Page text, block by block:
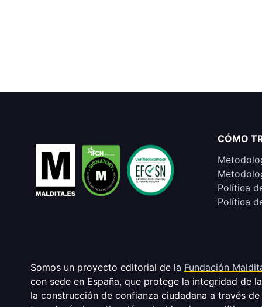
CÓMO
Política
Política
Somos un proyecto editorial de la Fundación
con sede en España, que protege la integridad de
la construcción de confianza ciudadana a través